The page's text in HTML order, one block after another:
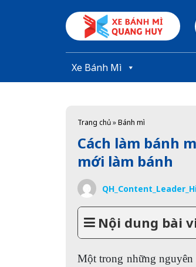
Xe Bánh Mì
Trang chủ»Bánh mì
Cách làm bánh
mới làm bánh
Nội dung bài
Một trong những